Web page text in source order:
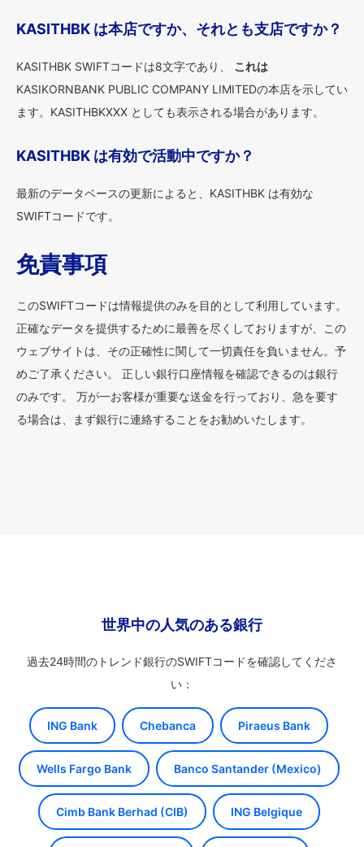
KASITHBK は本店ですか、それとも支店ですか？
KASITHBK SWIFTコードは8文字であり、 これは
KASIKORNBANK PUBLIC COMPANY LIMITEDの本店を示してい
ます。KASITHBKXXX としても表示される場合があります。
KASITHBK は有効で活動中ですか？
最新のデータベースの更新によると、KASITHBK は有効な
SWIFTコードです。
免責事項
このSWIFTコードは情報提供のみを目的として利用しています。
正確なデータを提供するために最善を尽くしておりますが、この
ウェブサイトは、その正確性に関して一切責任を負いません。予
めご了承ください。 正しい銀行口座情報を確認できるのは銀行
のみです。 万が一お客様が重要な送金を行っており、急を要す
る場合は、まず銀行に連絡することをお勧めいたします。
世界中の人気のある銀行
過去24時間のトレンド銀行のSWIFTコードを確認してくださ
い：
ING Bank Chebanca Piraeus Bank
Wells Fargo Bank Banco Santander (Mexico)
Cimb Bank Berhad (CIB) ING Belgique